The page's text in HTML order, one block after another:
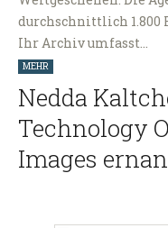
durchschnittlich 1.800
Ihr Archiv umfasst…
MEHR
Nedda
Technology
Images